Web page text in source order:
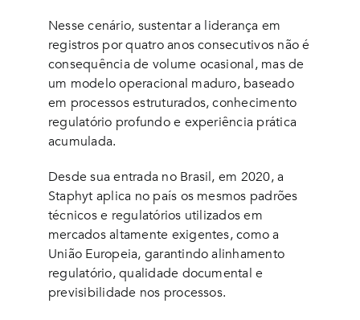
Nesse cenário, sustentar a liderança em
registros por quatro anos consecutivos não é
consequência de volume ocasional, mas de
um modelo operacional maduro, baseado
em processos estruturados, conhecimento
regulatório profundo e experiência prática
acumulada.
Desde sua entrada no Brasil, em 2020, a
Staphyt aplica no país os mesmos padrões
técnicos e regulatórios utilizados em
mercados altamente exigentes, como a
União Europeia, garantindo alinhamento
regulatório, qualidade documental e
previsibilidade nos processos.